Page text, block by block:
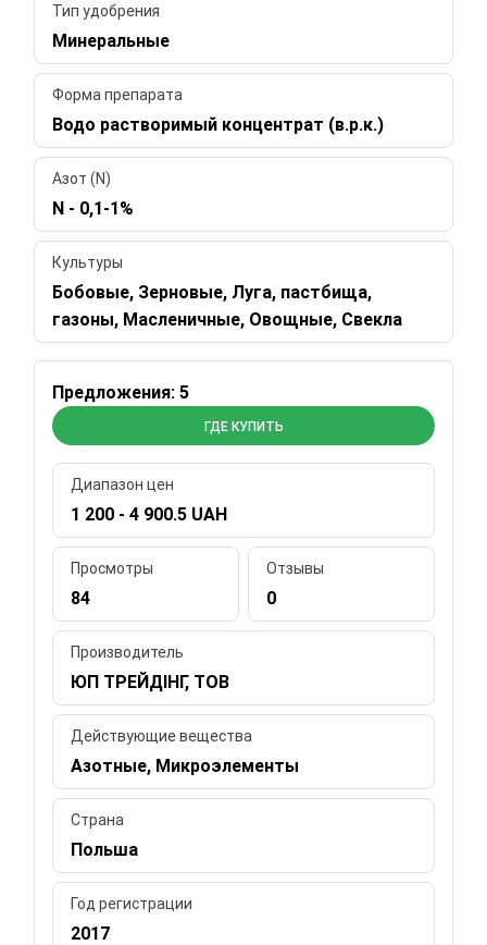
Тип удобрения
Минеральные
Форма препарата
Водо растворимый концентрат (в.р.к.)
Азот (N)
N - 0,1-1%
Культуры
Бобовые, Зерновые, Луга, пастбища,
газоны, Масленичные, Овощные, Свекла
Предложения: 5
ГДЕ КУПИТЬ
Диапазон цен
1 200 - 4 900.5 UAH
Просмотры
84
Отзывы
0
Производитель
ЮП ТРЕЙДІНГ, ТОВ
Действующие вещества
Азотные, Микроэлементы
Страна
Польша
Год регистрации
2017